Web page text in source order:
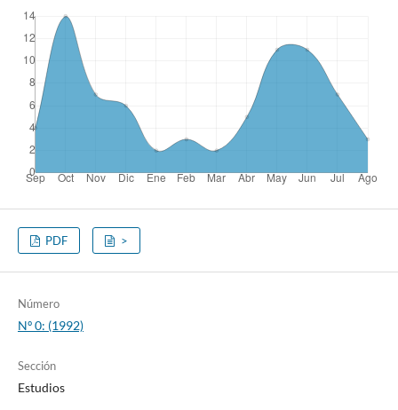
PDF >
Número
Nº 0: (1992)
Sección
Estudios